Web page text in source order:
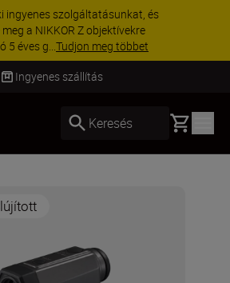
ingyenes szolgáltatásunkat, és
a NIKKOR Z objektívekre
5 éves g...Tudjon meg többet
Ingyenes szállítás
Keresés Basket